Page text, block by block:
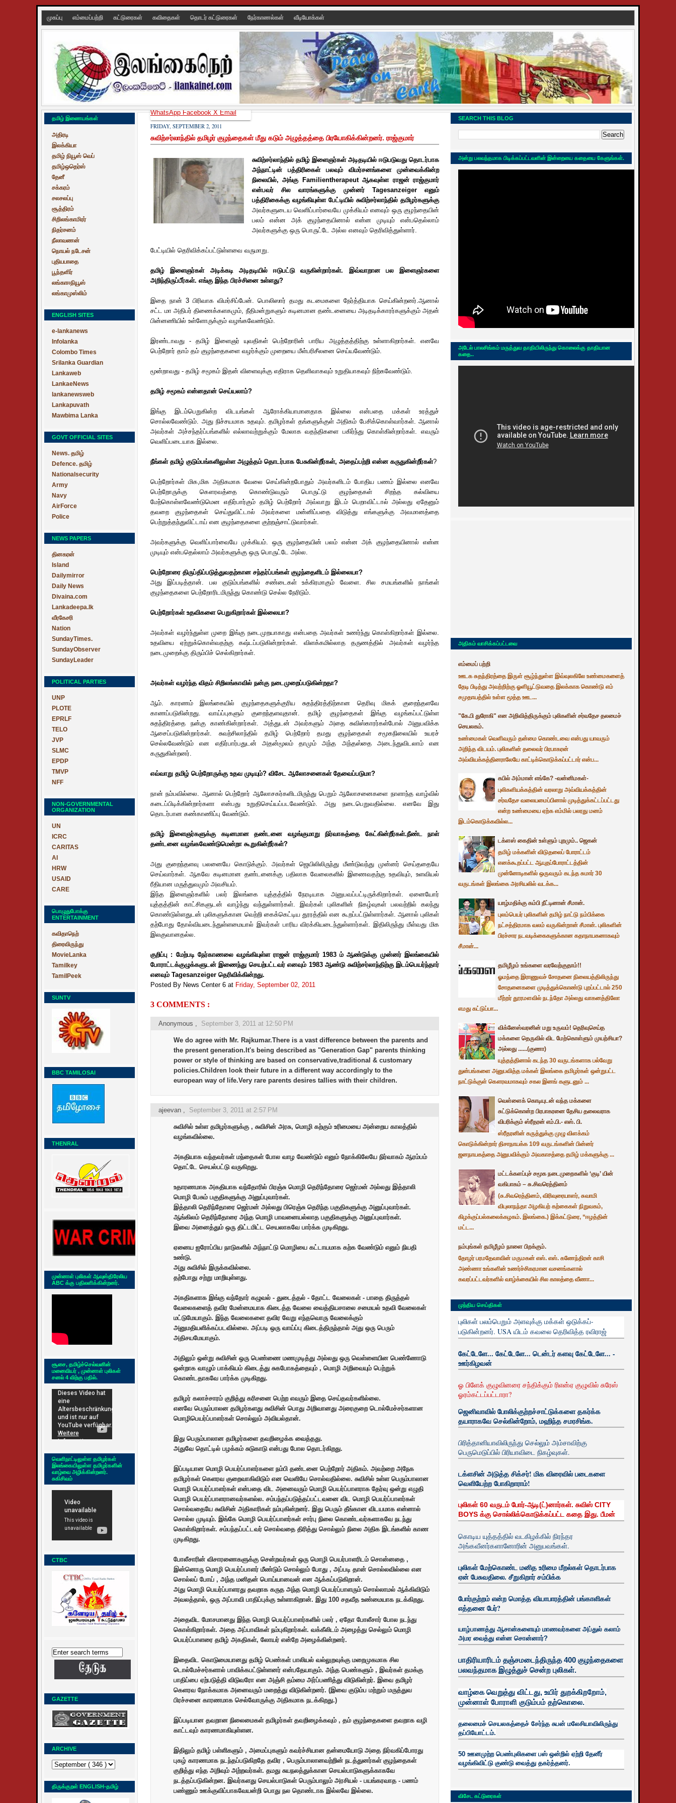
முகப்பு எம்மைப்பற்றி கட்டுரைகள் கவிதைகள் தொடர் கட்டுரைகள் நேர்காணல்கள் வீடியோக்கள்
தமிழ் இணையங்கள்
அதிரடி
இலக்கியா
தமிழ் நியூஸ் வெப்
தமிழ்ஒதெர்ஸ்
தேனீ
சக்கரம்
சலசலப்பு
சூத்திரம்
சிறிலங்காமிரர்
நிதர்சனம்
நீலாவணன்
நொயல் நடேசன்
புதியபாதை
பூந்தளிர்
லங்காஈநியூஸ்
லங்காமுஸ்லிம்
ENGLISH SITES
e-lankanews
Infolanka
Colombo Times
Srilanka Guardian
Lankaweb
LankaeNews
lankanewsweb
Lankapuvath
Mawbima Lanka
GOVT OFFICIAL SITES
News. தமிழ்
Defence. தமிழ்
Nationalsecurity
Army
Navy
AirForce
Police
NEWS PAPERS
தினகரன்
Island
Dailymirror
Daily News
Divaina.com
Lankadeepa.lk
வீரகேசரி
Nation
SundayTimes.
SundayObserver
SundayLeader
POLITICAL PARTIES
UNP
PLOTE
EPRLF
TELO
JVP
SLMC
EPDP
TMVP
NFF
NON-GOVERNMENTAL
ORGANIZATION
UN
ICRC
CARITAS
AI
HRW
USAID
CARE
பொழுதுபோக்கு
ENTERTAINMENT
கவிதாநெற்
திரைவிருந்து
MovieLanka
Tamilkey
TamilPeek
SUNTV
BBC TAMILOSAI
THENRAL
முன்னாள் புலிகள் ஆவுஸ்திரேலிய
ABC க்கு பதிலளிக்கின்றனர்.
சூசை, தமிழ்ச்செல்வனின்
மனைவியர் , முன்னாள் புலிகள்
சனல் 4 விற்கு பதில்.
வெளிநாட்டிலுள்ள தமிழர்கள்
இலங்கையிலுள்ள தமிழர்களின்
வாழ்வை அழிக்கின்றனர்.
சுகிசிவம்
CTBC
GAZETTE
ARCHIVE
திருக்குறள் ENGLISH-தமிழ்
FRIDAY, SEPTEMBER 2, 2011
சுவிற்சர்லாந்தில் தமிழர் குழந்தைகள் மீது கடும் அழுத்தத்தை பிரயோகிக்கின்றனர். ராஜ்குமார்
சுவிற்சர்லாந்தில் தமிழ் இளைஞர்கள் அடிதடியில் ஈடுபடுவது தொடர்பாக
அந்நாட்டின் பத்திரிகைள் பலவும் விமர்சனங்களை முன்வைக்கின்ற
நிலையில், அங்கு Familientherapeut ஆகவுள்ள ராஜன் ராஜ்குமார்
என்பவர் சில வாரங்களுக்கு முன்னர் Tagesanzeiger எனும்
பத்திரிகைக்கு வழங்கியுள்ள பேட்டியில் சுவிற்சர்லாந்தில் தமிழர்களுக்கு
அவர்களுடைய வெளிப்பார்வையே முக்கியம் எனவும் ஒரு குழந்தையின்
பலம் என்ன அக் குழந்தையினால் என்ன முடியும் என்பதெல்லாம்
அவர்களுக்கு ஒரு பொருட்டே அல்ல எனவும் தெரிவித்துள்ளார்.
பேட்டியில் தெரிவிக்கப்பட்டுள்ளவை வருமாறு.
தமிழ் இளைஞர்கள் அடிக்கடி அடிதடியில் ஈடுபட்டு வருகின்றார்கள். இவ்வாறான பல இளைஞர்களை
அறிந்திருப்பீர்கள். எங்கு இந்த பிரச்சினை உள்ளது?
இதை நான் 3 பிரிவாக விமர்சிப்பேன். பொலிஸார் தமது கடமைகளை நேர்த்தியாக செய்கின்றனர்.ஆனால்
சட்ட மா அதிபர் திணைக்களகமும், நீதிமன்றுகளும் கடினமான தண்டனையை அடிதடிக்காரர்களுக்கும் அதன்
பின்னணியில் உள்ளோருக்கும் வழங்கவேண்டும்.
இரண்டாவது - தமிழ் இளைஞர் யுவதிகள் பெற்றோரின் பாரிய அழுத்தத்திற்கு உள்ளாகிறார்கள். எனவே
பெற்றோர் தாம் தம் குழந்தைகளை வழர்க்கும் முறையை மீள்பரிசீலனை செய்யவேண்டும்.
மூன்றாவது - தமிழ் சமூகம் இதன் விளைவுக்கு எதிராக தெளிவாகவும் உறுதியாகவும் நிற்கவேண்டும்.
தமிழ் சமூகம் என்னதான் செய்யலாம்?
இங்கு இடம்பெறுகின்ற விடயங்கள் ஆரோக்கியாமானதாக இல்லை என்பதை மக்கள் உரத்துச்
சொல்லவேண்டும். அது நிச்சயமாக உதவும். தமிழர்கள் தங்களுக்குள் அதிகம் பேசிக்கொள்வார்கள். ஆனால்
அவர்கள் அச்சந்தர்ப்பங்களில் எல்லாவற்றுக்கும் மேலாக வதந்திகளை பகிர்ந்து கொள்கின்றார்கள். எவரும்
வெளிப்படையாக இல்லை.
நீங்கள் தமிழ் குடும்பங்களிலுள்ள அழுத்தம் தொடர்பாக பேசுகின்றீர்கள், அதைப்பற்றி என்ன கருதுகின்றீர்கள்?
பெற்றோர்கள் மிக,மிக அதிகமாக வேலை செய்கின்றபோதும் அவர்களிடம் போதிய பணம் இல்லை எனவே
பெற்றோருக்கு கௌரவத்தை கொண்டுவரும் பொருட்டு குழந்தைகள் சிறந்த கல்வியை
மேற்கொள்ளவேண்டுமென எதிர்பார்கும் தமிழ் பெற்றோர் அவ்வாறு இடம் பெறாவிட்டால் அல்லது ஏதேனும்
தவறை குழந்தைகள் செய்துவிட்டால் அவர்களை மன்னிப்பதை விடுத்து எங்களுக்கு அவமானத்தை
பெற்றுத்தந்துவிட்டாய் என குழந்தைகளை குற்றஞ்சாட்டுவார்கள்.
அவர்களுக்கு வெளிப்பார்வையே முக்கியம். ஒரு குழந்தையின் பலம் என்ன அக் குழந்தையினால் என்ன
முடியும் என்பதெல்லாம் அவர்களுக்கு ஒரு பொருட்டே அல்ல.
பெற்றோரை திருப்திப்படுத்துவதற்கான சந்தர்ப்பங்கள் குழந்தைளிடம் இல்லையா?
அது இப்படித்தான். பல குடும்பங்களில் சண்டைகள் உக்கிரமாகும் வேளை. சில சமயங்களில் நாங்கள்
குழந்தைகளை பெற்றோரிடமிருந்து கொண்டு செல்ல நேரிடும்.
பெற்றோர்கள் உதவிகளை பெறுகிறார்கள் இல்லையா?
அவர்கள் வழர்ந்துள்ள முறை இங்கு நடைமுறயாகாது என்பதை அவர்கள் உணர்ந்து கொள்கிறார்கள் இல்லை.
உதவியை ஏற்றுக்கொள்வதற்கு கஷ்டப்படுகின்றார்கள். விளக்கமில்லாத தருணத்தில் அவர்கள் வழர்ந்த
நடைமுறைக்கு திரும்பிச் செல்கிறார்கள்.
அவர்கள் வழர்ந்த விதம் சிறிலங்காவில் நன்கு நடைமுறைப்படுகின்றதா?
ஆம். காரணம் இலங்கையில் குழந்தைகளுக்குரிய சுதந்திரத்திற்கான தெரிவு மிகக் குறைந்தளவே
காணப்படுகின்றது. வாய்ப்புகளும் குறைந்தளவுதான். தமிழ் குழந்தைகள் இங்கு வழங்கப்பட்டுள்ள
சுதந்திரத்தை நன்கு காண்கின்றார்கள். அத்துடன் அவர்களும் அதை சுவிஸ்காரர்கள்போல் அனுபவிக்க
ஆசைப்படுகின்றார்கள். சுவற்சிலாந்தில் தமிழ் பெற்றோர் தமது குழந்தைகள் சமூகநிலையில் உயரச்
செல்லவேண்டும் என எதிர்பார்பதுடன் அதன்மூலம் தாமும் அந்த அந்தஸ்தை அடைந்துவிடலாம் என
கருதுகின்றனர்.
எவ்வாறு தமிழ் பெற்றோருக்கு உதவ முடியும்? விசேட ஆலோசனைகள் தேவைப்படுமா?
நான் நம்பவில்லை. ஆனால் பெற்றோர் ஆலோசகர்களிடமிருந்து பெறும் ஆலோசனைகளை நாளாந்த வாழ்வில்
கடைப்பிடிக்கின்றார்களா என்பது உறுதிசெய்யப்படவேண்டும். அது நடைபெறுவதில்லை. எனவே இது
தொடர்பான கண்காணிப்பு வேண்டும்.
தமிழ் இளைஞர்களுக்கு கடினமான தண்டனை வழங்குமாறு நிர்வாகத்தை கேட்கின்றீர்கள்.நீண்ட நாள்
தண்டனை வழங்கவேண்டுமென்றா கூறுகின்றீர்கள்?
அது குறைந்தளவு பலனையே கொடுக்கும். அவர்கள் ஜெயிலிலிருந்து மீண்டுவந்து முன்னர் செய்ததையே
செய்வார்கள். ஆகவே கடினமான தண்டனைக்கு பதிலாக வேலைகளில் இணைவதற்கு உதவியும், உளவியல்
ரீதியான மருத்துவமும் அவசியம்.
இந்த இளைஞர்களில் பலர் இலங்கை யுத்தத்தில் நேரடியாக அனுபவப்பட்டிருக்கிறார்கள். ஏனையோர்
யுத்தத்தின் காட்சிகளுடன் வாழ்ந்து வந்துள்ளார்கள். இவர்கள் புலிகளின் நிகழ்வுகள் பலவற்றில் கலந்து
கொண்டுள்ளதுடன் புலிகளுக்கான வெற்றி கைக்கெட்டிய தூரத்தில் என கூறப்பட்டுள்ளார்கள். ஆனால் புலிகள்
தற்போது தோல்வியடைந்துள்ளமையால் இவர்கள் பாரிய விரக்கியடைந்துள்ளார்கள். இதிலிருந்து மீள்வது மிக
இலகுவானதல்ல.
குறிப்பு : மேற்படி நேர்காணலை வழங்கியுள்ள ராஜன் ராஜ்குமார் 1983 ம் ஆண்டுக்கு முன்னர் இலங்கையில்
போராட்டக்குழுக்களுடன் இணைந்து செயற்பட்டவர் எனவும் 1983 ஆண்டு சுவிற்சர்லாந்திற்கு இடம்பெயர்ந்தார்
எனவும் Tagesanzeiger தெரிவிக்கின்றது.
Posted By News Center 6 at Friday, September 02, 2011
3 COMMENTS :
Anonymous , September 3, 2011 at 12:50 PM
We do agree with Mr. Rajkumar.There is a vast difference between the parents and
the present generation.It's being described as "Generation Gap" parents thinking
power or style of thinking are based on conservative,traditional & customary
policies.Children look their future in a different way accordingly to the
european way of life.Very rare parents desires tallies with their children.
ajeevan , September 3, 2011 at 2:57 PM
சுவிசில் உள்ள தமிழர்களுக்கு , சுவிசின் அரசு, மொழி கற்கும் உரிமையை அன்றைய காலத்தில்
வழங்கவில்லை.
அகதியாக வந்தவர்கள் மந்தைகள் போல வாழ வேண்டும் எனும் நோக்கிலேயே நிர்வாகம் ஆரம்பம்
தொட்டே செயல்பட்டு வருகிறது.
உதாரணமாக அகதியாக வந்தோரில் பிரஞ்சு மொழி தெரிந்தோரை ஜெர்மன் அல்லது இத்தாலி
மொழி பேசும் பகுதிகளுக்கு அனுப்புவார்கள்.
இத்தாலி தெரிந்தோரை ஜெர்மன் அல்லது பிரெஞ்சு தெரிந்த பகுதிகளுக்கு அனுப்புவார்கள்.
ஆங்கிலம் தெரிந்தோரை அந்த மொழி பாவனையல்லாத பகுதிகளுக்கு அனுப்புவார்கள்.
இவை அனைத்தும் ஒரு திட்டமிட்ட செயலாகவே பார்க்க முடிகிறது.
ஏனைய ஐரோப்பிய நாடுகளில் அந்நாட்டு மொழியை கட்டாயமாக கற்க வேண்டும் எனும் நியதி
உண்டு.
அது சுவிசில் இருக்கவில்லை.
தற்போது சற்று மாறியுள்ளது.
அகதிகளாக இங்கு வந்தோர் கழுவல் - துடைத்தல் - தோட்ட வேலைகள் - பாதை திருத்தல்
வேலைகளைத் தவிர மேன்மையாக கிடைத்த வேலை வைத்தியசாலை சமையல் உதவி வேலைகள்
மட்டுமேயாகும். இந்த வேலைகளை தவிர வேறு எந்தவொரு வேலைக்கும்
அனுமதியளிக்கப்படவில்லை. அப்படி ஒரு வாய்ப்பு கிடைத்திருந்தால் அது ஒரு பெரும்
அதிசயமேயாகும்.
அதிலும் ஒன்று சுவிசின் ஒரு பெண்ணை மணமுடித்து அல்லது ஒரு வெள்ளையின பெண்ணோடு
ஒன்றாக வாழும் பாக்கியம் கிடைத்து சுகபோகத்தையும் , மொழி அறிவையும் பெற்றுக்
கொண்டதாகவே பார்க்க முடிகிறது.
தமிழர் கலாச்சாரம் குறித்து கரிசனை பெற்ற எவரும் இதை செய்தவர்களில்லை.
எனவே பெரும்பாலன தமிழர்களது சுவிசின் பொது அறிவானது அரைகுறை டொல்மேச்சர்களான
மொழிபெயர்ப்பாளர்கள் சொல்லும் அவியல்தான்.
இது பெரும்பாலான தமிழர்களை தவறிழைக்க வைத்தது.
அதுவே தொட்டில் பழக்கம் சுடுகாடு என்பது போல தொடர்கிறது.
இப்படியான மொழி பெயர்ப்பாளர்களை நம்பி தண்டனை பெற்றோர் அதிகம். அவற்றை அநேக
தமிழர்கள் கெளரவ குறைவாகிவிடும் என வெளியே சொல்வதில்லை. சுவிசில் உள்ள பெரும்பாலான
மொழி பெயர்ப்பாளர்கள் என்பதை விட அனைவரும் மொழி பெயர்ப்பாளராக தேர்வு ஒன்று எழுதி
மொழி பெயர்ப்பாளரானவர்களல்ல. சம்பந்தப்படுத்தப்பட்டவனை விட மொழி பெயர்ப்பாளர்கள்
சொல்வதையே சுவிசின் அதிகாரிகள் நம்புகின்றனர். இது பெரும் தீங்கான விடயமாக என்னால்
சொல்ல முடியும். இங்கே மொழி பெயர்ப்பாளர்கள் சார்பு நிலை கொண்டவர்களாகவே நடந்து
கொள்கிறார்கள். சம்பந்தப்பட்டவர் சொல்வதை திரித்து சொல்லும் நிலை அதிக இடங்களில் காண
முடிகிறது.
போலீசாரின் விசாரணைகளுக்கு சென்றவர்கள் ஒரு மொழி பெயர்பாளரிடம் சொன்னதை ,
இன்னொரு மொழி பெயர்ப்பாளர் மீண்டும் சொல்லும் போது , அப்படி தான் சொல்லவில்லை என
சொல்லப் போய் , அந்த மனிதன் பொய்யானவன் என ஆக்கப்படுகிறான்.
அது மொழி பெயர்ப்பாளரது தவறாக கருத அந்த மொழி பெயர்ப்பாளரும் சொல்லாமல் ஆக்கிவிடும்
அவலத்தால், ஒரு அப்பாவி பாதிப்புக்கு உள்ளாகிறான். இது 100 சதவீத உண்மையாக நடக்கிறது.
அதைவிட மோசமானது இந்த மொழி பெயர்ப்பாளர்களில் பலர் , ஏதோ போலீசார் போல நடந்து
கொள்கிறார்கள். அதை அப்பாவிகள் நம்புகிறார்கள். வக்கீலிடம் அழைத்து செல்லும் மொழி
பெயர்ப்பாளரை தமிழ் அகதிகள், லோயர் என்றே அழைக்கின்றனர்.
இதைவிட கொடுமையானது தமிழ் பெண்கள் பாலியல் வல்லுறவுக்கு மறைமுகமாக சில
டொல்மேச்சர்களால் பாவிக்கபட்டுள்ளனர் என்பதேயாகும். அந்த பெண்களும் , இவர்கள் தமக்கு
பாதிப்பை ஏற்படுத்தி விடுவரோ என அஞ்சி தம்மை அர்ப்பணித்து விடுகின்றர். இவை தமிழர்
கெளரவ நோக்கமாக அனைவரும் மறைத்து விடுகின்றனர். (இவை குடும்ப மற்றும் மருத்துவ
பிரச்சனை காரணமாக செல்வோருக்கு அதிகமாக நடக்கிறது.)
இப்படியான தவறான நிலைமைகள் தமிழர்கள் தவறிழைக்கவும் , தம் குழந்தைகளை தவறாக வழி
காட்டவும் காரணமாகியுள்ளன.
இதிலும் தமிழ் பள்ளிகளும் , அமைப்புகளும் கவர்ச்சியான தன்மையோடு அதை நிர்வகிப்போரது
புகழ் காரணமாக நடந்தப்படுகிறதே தவிர , பெரும்பாலானவற்றின் நடத்துனர்கள் குழந்தைகள்
குறித்து எந்த அறிவும் அற்றவர்கள். தமது சுயநலத்துக்கான செயல்பாடுகளுக்காகவே
நடத்தப்படுகின்றன. இவர்களது செயல்பாடுகள் பெரும்பாலும் அரசியல் - பயங்கரவாத - பணம்
பண்ணும் ஊக்குவிப்பாகவேயன்றி பொது நல தொண்டாக இல்லவே இல்லை.
WhatsAppFacebookXEmail
SEARCH THIS BLOG
அன்று பலவந்தமாக பிடிக்கப்பட்டவளின் இன்றையை கதையை கேளுங்கள்.
அடேல் பாலசிங்கம் மருத்துவ தாதியிலிருந்து கொலைக்கு தாதியான
கதை..
அதிகம் வாசிக்கப்பட்டவை
எம்மைப் பற்றி
ஊடக சுதந்திரத்தை இருள் சூழ்ந்துள்ள இவ்வுலகிலே உண்மைகளைத்
தேடி பிடித்து அவற்றிற்கு ஓளியூட்டுவதை இலக்காக கொண்டு எம்
சமுதாயத்தில் உள்ள மூத்த ஊட...
"கே.பி துரோகி" என அறிவித்திருக்கும் புலிகளின் சர்வதேச தலமைச்
செயலகம்.
உண்மைகள் வெளிவரும் தன்மை கொண்டவை என்பது யாவரும்
அறிந்த விடயம். புலிகளின் தலைவர் பிரபாகரன்
அவ்வியக்கத்தினராலேயே காட்டிக்கொடுக்கப்பட்டார் என்ப...
கபில் அம்மான் எங்கே? -வன்னிமகள்-
புலிகளியக்கத்தின் வரலாறு அவ்வியக்கத்தின்
சர்வதேச வலையமைப்பினால் முடித்துக்கட்டப்பட்டது
என்ற உண்மையை ஏற்க எம்மில் பலரது மனம்
இடம்கொடுக்கவில்ல...
டக்ளஸ் கைதின் உள்ளும் புறமும்.. ஜெகன்
தமிழ் மக்களின் விடுதலைப் போராட்டம்
எனக்கூறப்பட்ட ஆயுதப்போராட்டத்தின்
முன்னோடிகளில் ஒருவரும் கடந்த சுமார் 30
வருடங்கள் இலங்கை அரசியலில் வடக்க...
யாழ்மதிக்கு கம்பி நீட்டினான் சீமான்.
புலம்பெயர் புலிகளின் தமிழ் நாட்டு நம்பிக்கை
நட்சத்திரமாக வலம் வருகின்றான் சீமான். புலிகளின்
பிரச்சார நடவடிக்கைகளுக்கான கதாநாயகனாகவும்
சீமான்...
தமிழீழம் உங்களை வரவேற்குதாம்!!
ஓமந்தை இராணுவச் சோதனை நிலையத்திலிருந்து
சோதனைகளை முடித்துக்கொண்டு புறப்பட்டால் 250
மீற்றர் தூரமளவில் நடந்தோ அல்லது வாகனத்திலோ
எமது கட்டுப்பா...
விக்னேஸ்வரனின் மறு உருவம்! தெரிவுசெய்த
மக்களை தெருவில் விட மேற்கொள்ளும் முயற்சியா?
அல்லது ......(குணா)
யுத்தத்தினால் கடந்த 30 வருடங்களாக பல்வேறு
துன்பங்களை அனுபவித்த மக்கள் இலங்கை தமிழர்கள் ஒன்றுபட்ட
நாட்டுக்குள் கௌரவமாகவும் சகல இனங் களுடனும் ...
வெள்ளைக் கொடியுடன் வந்த மக்களை
சுட்டுக்கொன்ற பிரபாகரனை தேசிய தலைவராக
விபரிக்கும் ஸ்ரீதரன் எம்.பி.- எஸ். பி.
ஸ்ரீதரனின் கருத்துக்கு முழு விளக்கம்
கொடுக்கின்றார் திசாநாயக்க 109 வருடங்களின் பின்னர்
ஜனநாயகத்தை அனுபவிக்கும் அவகாசத்தை தமிழ் மக்களுக்கு ...
மட்டக்களப்புச் சமூக நடைமுறைகளில் ‘குடி’ யின்
வகிபாகம் – சு.சிவரெத்தினம்
(சு.சிவரெத்தினம், விரிவுரையாளர், சுவாமி
விபுலாநந்தா அழகியற் கற்கைகள் நிறுவகம்,
கிழக்குப்பல்கலைக்கழகம். இலங்கை.) இக்கட்டுரை, “ஈழத்தின்
மட்ட...
நம்புங்கள் தமிழீழம் நாளை பிறக்கும்.
தோழர் பரமதேவாவின் மருமகன் எஸ். எஸ். கணேந்திரன் காசி
அண்ணா உங்களின் உணர்ச்சிகரமான வசனங்களால்
கவரப்பட்டவர்களில் வாழ்க்கையில் சில காலத்தை வீணா...
முந்திய செய்திகள்
புலிகள் பலம்பெறும் அளவுக்கு மக்கள் ஒடுக்கப்-
படுகின்றனர். USA யிடம் கவலை தெரிவித்த ரவிராஜ்
கேட்டேளே... கேட்டேளே... டென்டர் களவு கேட்டேளே... -
ஊர்கிழவன்
ஓ பிளேக் குழுவினரை சந்திக்கும் ரிஎன்ஏ குழுவில் சுரேஸ்
ஓரம்கட்டப்பட்டாரா?
ஜெனிவாவில் போலிக்குற்றச்சாட்டுக்களை தகர்க்க
தயாராகவே செல்கின்றோம், மஹிந்த சமரசிங்க.
பிரித்தானியாவிலிருந்து செல்லும் அம்சாவிற்கு
பெருமெடுப்பில் பிரியாவிடை நிகழ்வுகள்.
டக்ளசின் அடுத்த சிக்சர்! மிக விரைவில் படைகளை
வெளியேற்ற போகிறாராம்!
புலிகள் 60 வருடம் போர்-ஆடி(ட்)னார்கள். சுவிஸ் CITY
BOYS க்கு சொல்லிக்கொடுக்கப்பட்ட கதை இது. பீமன்
கொடிய யுத்தத்தில் வடகிழக்கில் நிரந்தர
அங்கவீனர்களானோரின் அனுபவங்கள்.
புலிகள் மேற்கொண்ட மனித உரிமை மீறல்கள் தொடர்பாக
ஏன் பேசுவதிலை. சீறுகிறார் சம்பிக்க
போர்குற்றம் என்ற மொத்த வியாபாரத்தின் பங்காளிகள்
எத்தனை பேர்?
யாழ்பாணத்து ஆசான்களையும் மாணவர்களை அப்துல் கலாம்
அமர வைத்து என்ன சொன்னார்?
பாதிரியாரிடம் தஞ்சமடைந்திருந்த 400 குழந்தைகளை
பலவந்தமாக இழுத்துச் சென்ற புலிகள்.
வாழ்கை வெறுத்து விட்டது, உயிர் துறக்கிறறோம்,
முன்னாள் போராளி குடும்பம் தற்கொலை.
தலைமைச் செயலகத்தைச் சேர்ந்த சுபன் மலேசியாவிலிருந்து
தப்பியோட்டம்.
50 ஊனமுற்ற பெண்புலிகளை பஸ் ஒன்றில் ஏற்றி தேனீர்
வழங்கிவிட்டு குண்டு வைத்து தகர்த்தனர்.
விசேட கட்டுரைகள்